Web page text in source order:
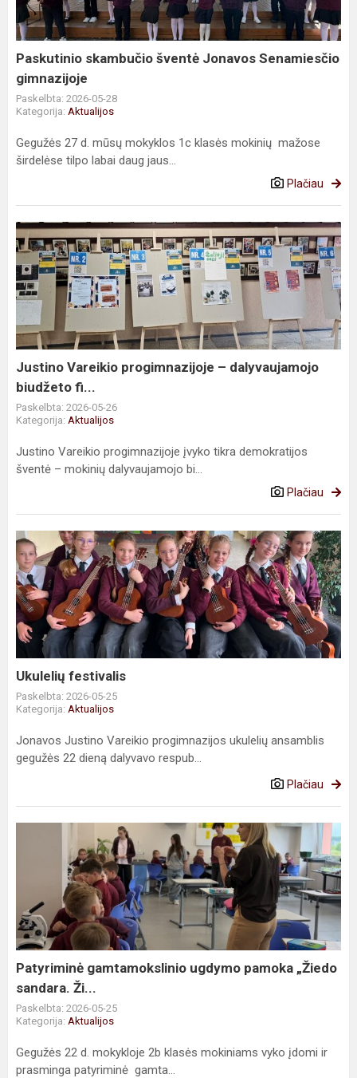
gimnazijoje
Paskutinio skambučio šventė Jonavos Senamiesčio
gimnazijoje
Paskelbta: 2026-05-28
Kategorija: Aktualijos
Gegužės 27 d. mūsų mokyklos 1c klasės mokinių mažose
širdelėse tilpo labai daug jaus...
Plačiau
Justino
Vareikio
progimnazijoje
–
dalyvaujamojo
biudžeto
fi...
Justino Vareikio progimnazijoje – dalyvaujamojo
biudžeto fi...
Paskelbta: 2026-05-26
Kategorija: Aktualijos
Justino Vareikio progimnazijoje įvyko tikra demokratijos
šventė – mokinių dalyvaujamojo bi...
Plačiau
Ukulelių
festivalis
Ukulelių festivalis
Paskelbta: 2026-05-25
Kategorija: Aktualijos
Jonavos Justino Vareikio progimnazijos ukulelių ansamblis
gegužės 22 dieną dalyvavo respub...
Plačiau
gamtamokslinio
„Žiedo
sandara.
Ži...
Patyriminė gamtamokslinio ugdymo pamoka „Žiedo
sandara. Ži...
Paskelbta: 2026-05-25
Kategorija: Aktualijos
Gegužės 22 d. mokykloje 2b klasės mokiniams vyko įdomi ir
prasminga patyriminė gamta...